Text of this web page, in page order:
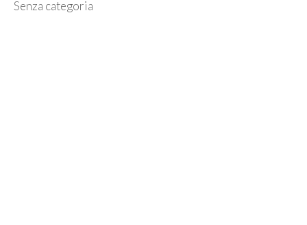
Categorie
Senza categoria